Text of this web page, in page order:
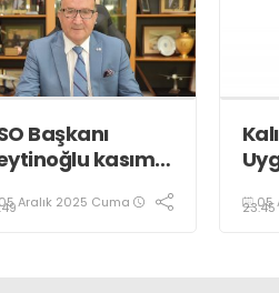
Başkanı
kasım
Aralık 2025 Cuma 05
23:45